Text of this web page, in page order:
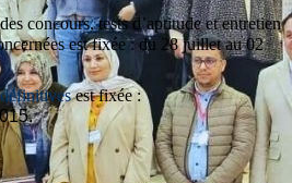
concours, tests d’aptitude et entretien
est fixée : du 28 juillet au 02
est fixée :